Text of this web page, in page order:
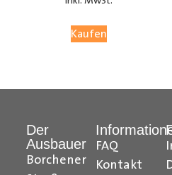
auch auf unseremYouTube
Ihr Team von Der Ausbauer
Kaufen
Der
Ausbauer
Borchener
FAQ
Kontakt